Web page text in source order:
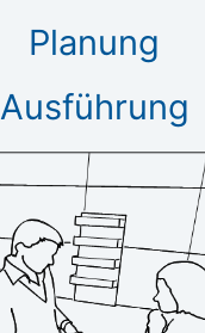
Planung
Ausführung